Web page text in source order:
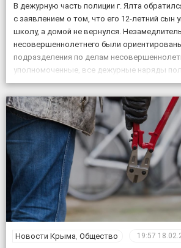
В дежурную часть полиции г. Ялта
с заявлением о том, что его 12-летний сын
школу, а домой не вернулся.
несовершеннолетнего были
подразделения по делам
уполномоченные, все дежурные наряды
патрульной постовой службы, ГИБДД,
Также к поисковым мероприятиям
Новости Крыма Общество 19:57